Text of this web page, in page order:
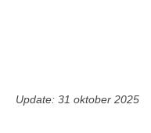
Update: 31 oktober 2025